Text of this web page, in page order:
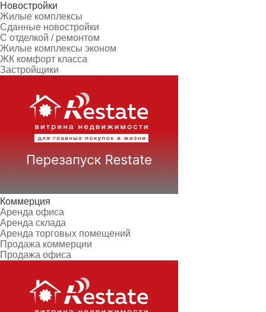
Новостройки
Жилые комплексы
Сданные новостройки
С отделкой / ремонтом
Жилые комплексы эконом
ЖК комфорт класса
Застройщики
Коммерция
Аренда офиса
Аренда склада
Аренда торговых помещений
Продажа коммерции
Продажа офиса